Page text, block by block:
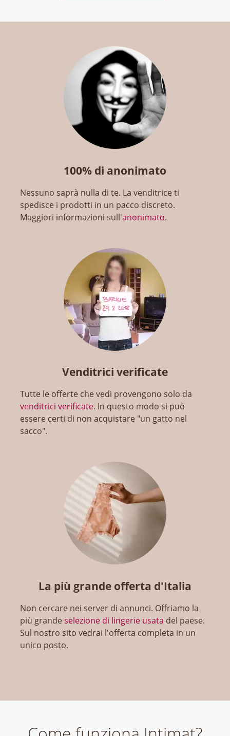
100% di anonimato
Nessuno saprà nulla di te. La venditrice ti
spedisce i prodotti in un pacco discreto.
Maggiori informazioni sull'anonimato.
Venditrici verificate
Tutte le offerte che vedi provengono solo da
venditrici verificate. In questo modo si può
essere certi di non acquistare "un gatto nel
sacco".
La più grande offerta d'Italia
Non cercare nei server di annunci. Offriamo la
più grandeselezione di lingerie usata del paese.
Sul nostro sito vedrai l'offerta completa in un
unico posto.